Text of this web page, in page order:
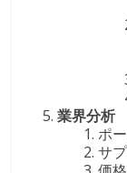
業界分析
ポ
サ